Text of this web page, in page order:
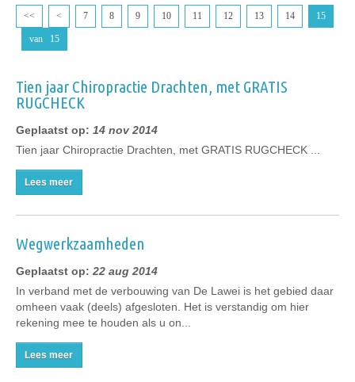
<< < 7 8 9 10 11 12 13 14 15
van 15
Tien jaar Chiropractie Drachten, met GRATIS
RUGCHECK
Geplaatst op: 14 nov 2014
Tien jaar Chiropractie Drachten, met GRATIS RUGCHECK ...
Lees meer
Wegwerkzaamheden
Geplaatst op: 22 aug 2014
In verband met de verbouwing van De Lawei is het gebied daar
omheen vaak (deels) afgesloten. Het is verstandig om hier
rekening mee te houden als u on...
Lees meer